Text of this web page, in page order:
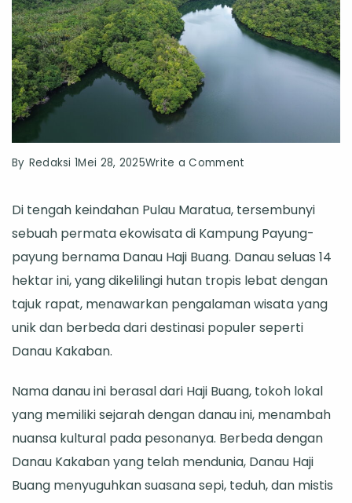
By Redaksi 1Mei 28, 2025Write a Comment
Danau
Haji
Buang,
Petualangan
Mencari
Ubur-
Menyengat
di
Jantung
Maratua
Di tengah keindahan Pulau Maratua, tersembunyi
sebuah permata ekowisata di Kampung Payung-
payung bernama Danau Haji Buang. Danau seluas 14
hektar ini, yang dikelilingi hutan tropis lebat dengan
tajuk rapat, menawarkan pengalaman wisata yang
unik dan berbeda dari destinasi populer seperti
Danau Kakaban.
Nama danau ini berasal dari Haji Buang, tokoh lokal
yang memiliki sejarah dengan danau ini, menambah
nuansa kultural pada pesonanya. Berbeda dengan
Danau Kakaban yang telah mendunia, Danau Haji
Buang menyuguhkan suasana sepi, teduh, dan mistis